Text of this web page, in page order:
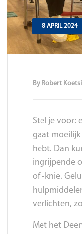
8 APRIL 2024
By Robert
Stel je voor:
gaat
hebt. Dan
ingrijpende
of -knie.
verlichten,
Met het